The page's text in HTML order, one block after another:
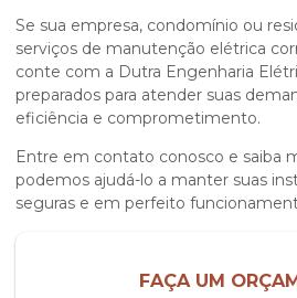
Se sua empresa, condomínio ou
serviços de manutenção elétrica
conte com a Dutra Engenharia
preparados para atender suas
eficiência e comprometimento.
Entre em contato conosco e saiba
podemos ajudá-lo a manter suas
seguras e em perfeito
FAÇA UM